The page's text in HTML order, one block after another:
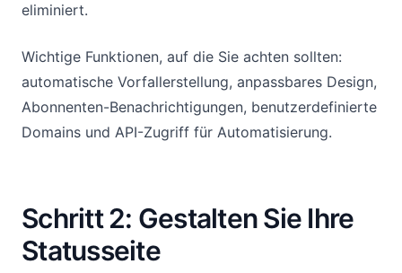
eliminiert.
Wichtige Funktionen, auf die Sie achten sollten:
automatische Vorfallerstellung, anpassbares Design,
Abonnenten-Benachrichtigungen, benutzerdefinierte
Domains und API-Zugriff für Automatisierung.
Schritt 2: Gestalten Sie Ihre
Statusseite